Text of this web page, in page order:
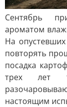
Сентябрь
ароматом
На
повторять
посадка
трех лет
настоящим